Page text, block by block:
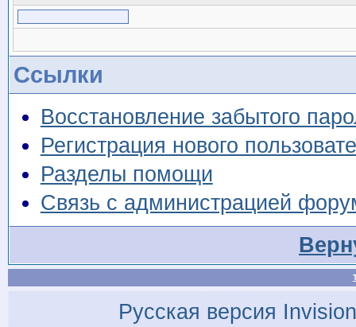
Ссылки
Восстановление забытого
Регистрация нового
Разделы помощи
Связь с администрацией
Русская версия